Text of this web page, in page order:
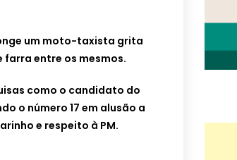
um moto-taxista grita
farra entre os mesmos.
como o candidato do
o número 17 em alusão a
e respeito à PM.